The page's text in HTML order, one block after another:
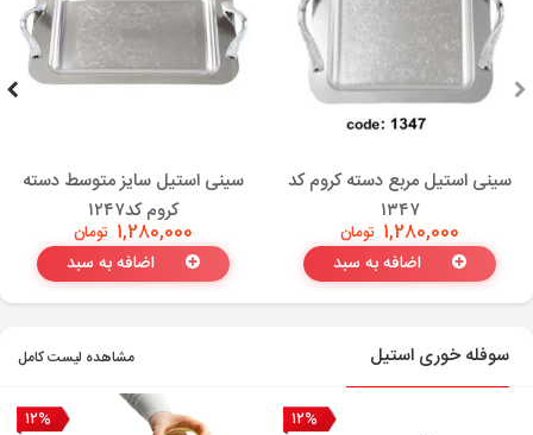
سینی استیل مربع دسته کروم کد
۱۳۴۷
1,280,000 تومان
اضافه به سبد
سینی استیل سایز متوسط دسته
کروم کد۱۲۴۷
1,280,000 تومان
اضافه به سبد
سوفله خوری استیل مشاهده لیست کامل
۱۲% ۱۲%